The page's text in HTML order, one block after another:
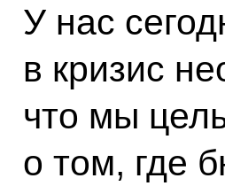
У нас
в кризис
что мы
о том, где